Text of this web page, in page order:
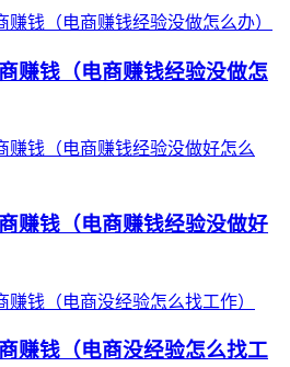
赚钱（电商赚钱经验没做怎
赚钱（电商赚钱经验没做好
赚钱（电商没经验怎么找工